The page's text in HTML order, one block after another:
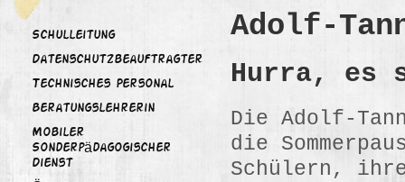
Schulleitung
Datenschutzbeauftragter
Technisches Personal
Beratungslehrerin
Mobiler
Sonderpädagogischer
Dienst
Adolf-
Hurra, es
Die Adolf-
die
Schülern,